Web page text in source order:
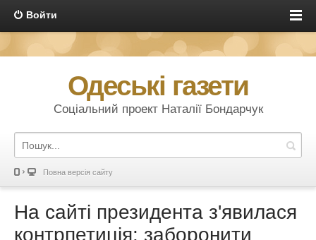
Войти
Одеські газети
Соціальний проект Наталії Бондарчук
Повна версія сайту
На сайті президента з'явилася
контрпетиція: заборонити